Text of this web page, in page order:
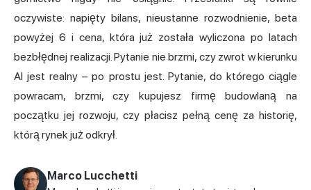
oczywiste: napięty bilans, nieustanne rozwodnienie, beta
powyżej 6 i cena, która już została wyliczona po latach
bezbłędnej realizacji. Pytanie nie brzmi, czy zwrot w kierunku
AI jest realny – po prostu jest. Pytanie, do którego ciągle
powracam, brzmi, czy kupujesz firmę budowlaną na
początku jej rozwoju, czy płacisz pełną cenę za historię,
którą rynek już odkrył.
Marco Lucchetti